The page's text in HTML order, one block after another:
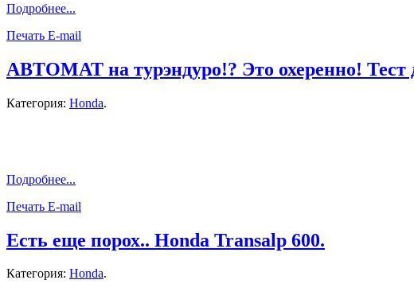
Подробнее...
Печать E-mail
АВТОМАТ на турэндуро!? Это охеренно!
Категория: Honda.
Подробнее...
Печать E-mail
Есть еще порох.. Honda Transalp 600.
Категория: Honda.